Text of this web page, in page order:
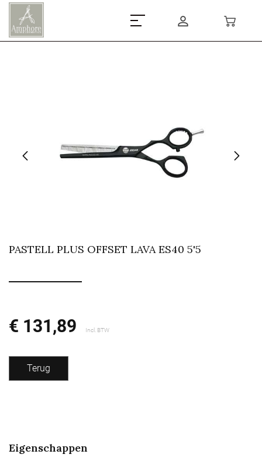
PASTELL PLUS OFFSET LAVA ES40 5'5
€ 131,89 Incl. BTW
Terug
Eigenschappen